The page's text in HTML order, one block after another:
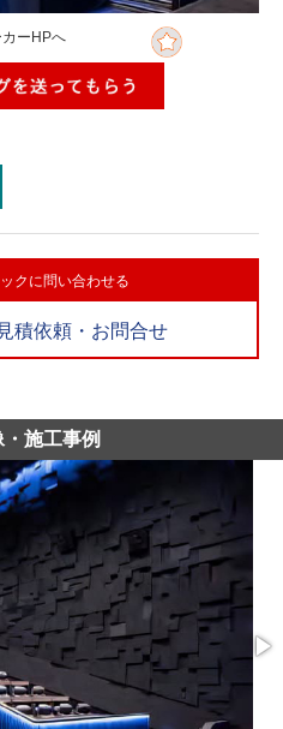
ーHPへ
クに問い合わせる
積依頼・お問合せ
施工事例